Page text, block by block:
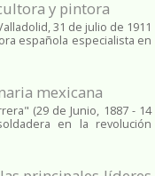
y pintora
31 de julio de 1911
española especialista en
mexicana
(29 de Junio, 1887 - 14
en la revolución